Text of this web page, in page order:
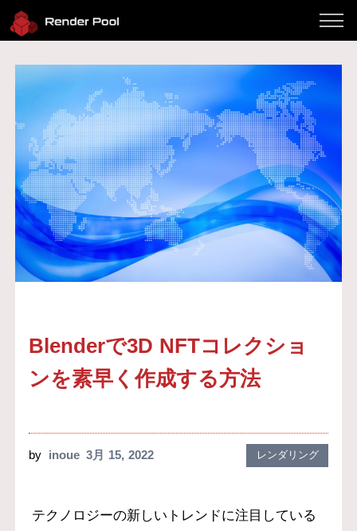
使い方
Client App
よくある質問
ブログ
サインイン
お問い合わせ
Twitter
JP / EN
Blenderで3D NFTコレクショ
ンを素早く作成する方法
by inoue 3月 15, 2022 レンダリング
テクノロジーの新しいトレンドに注目している